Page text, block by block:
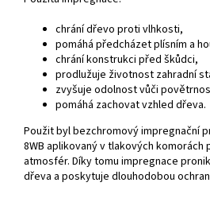
chrání dřevo proti vlhkosti,
pomáhá předcházet plísním a
chrání konstrukci před škůdci,
prodlužuje životnost zahradní
zvyšuje odolnost vůči
pomáhá zachovat vzhled dřeva.
Použit byl bezchromový impregnační
8WB aplikovaný v tlakových komorách
atmosfér. Díky tomu impregnace
dřeva a poskytuje dlouhodobou